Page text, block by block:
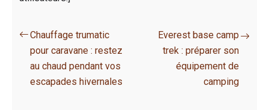
Chauffage trumatic
pour caravane : restez
au chaud pendant vos
escapades hivernales
Everest base camp
trek : préparer son
équipement de
camping